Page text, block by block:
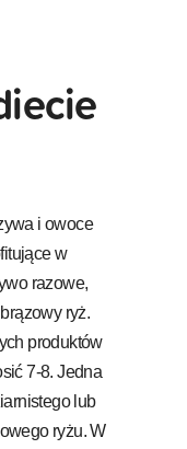
i owoce
w
razowe,
ryż.
produktów
7-8. Jedna
lub
ryżu. W